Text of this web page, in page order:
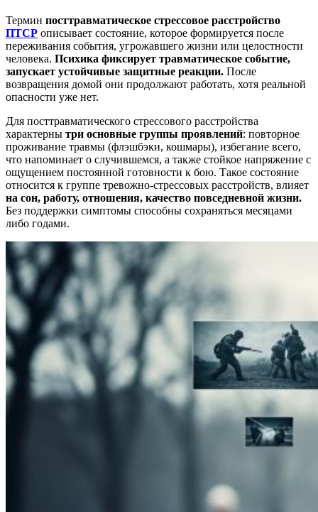
Термин посттравматическое стрессовое расстройство
ПТСР описывает состояние, которое формируется после
переживания события, угрожавшего жизни или целостности
человека. Психика фиксирует травматическое событие,
запускает устойчивые защитные реакции. После
возвращения домой они продолжают работать, хотя реальной
опасности уже нет.
Для посттравматического стрессового расстройства
характерны три основные группы проявлений: повторное
проживание травмы (флэшбэки, кошмары), избегание всего,
что напоминает о случившемся, а также стойкое напряжение с
ощущением постоянной готовности к бою. Такое состояние
относится к группе тревожно-стрессовых расстройств, влияет
на сон, работу, отношения, качество повседневной жизни.
Без поддержки симптомы способны сохраняться месяцами
либо годами.